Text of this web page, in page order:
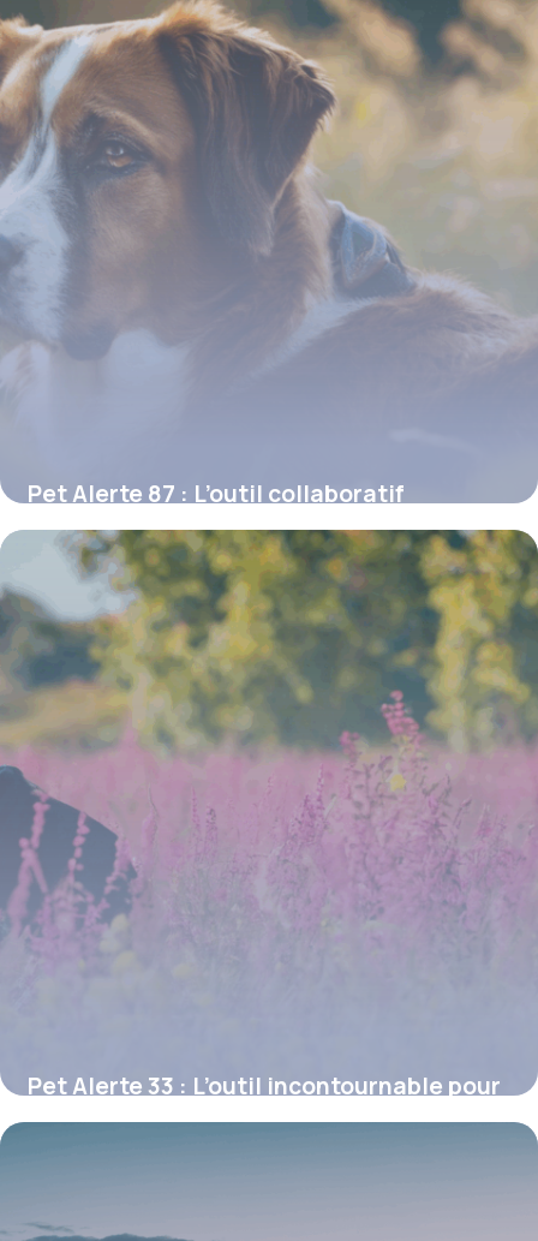
16 juin 2026
Pet Alerte 87 : L’outil collaboratif
incontournable pour retrouver un animal
perdu en Haute-Vienne
16 juin 2026
Pet Alerte 33 : L’outil incontournable pour
retrouver un animal perdu en Gironde